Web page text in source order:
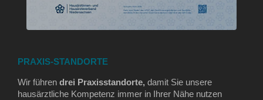
PRAXIS-STANDORTE
Wir führen drei Praxisstandorte, damit Sie unsere
hausärztliche Kompetenz immer in Ihrer Nähe nutzen